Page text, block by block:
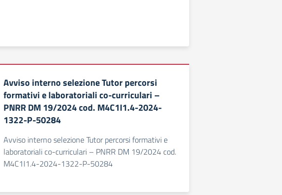
Avviso interno selezione Tutor percorsi
formativi e laboratoriali co-curriculari –
PNRR DM 19/2024 cod. M4C1I1.4-2024-
1322-P-50284
Avviso interno selezione Tutor percorsi formativi e
laboratoriali co-curriculari – PNRR DM 19/2024 cod.
M4C1I1.4-2024-1322-P-50284